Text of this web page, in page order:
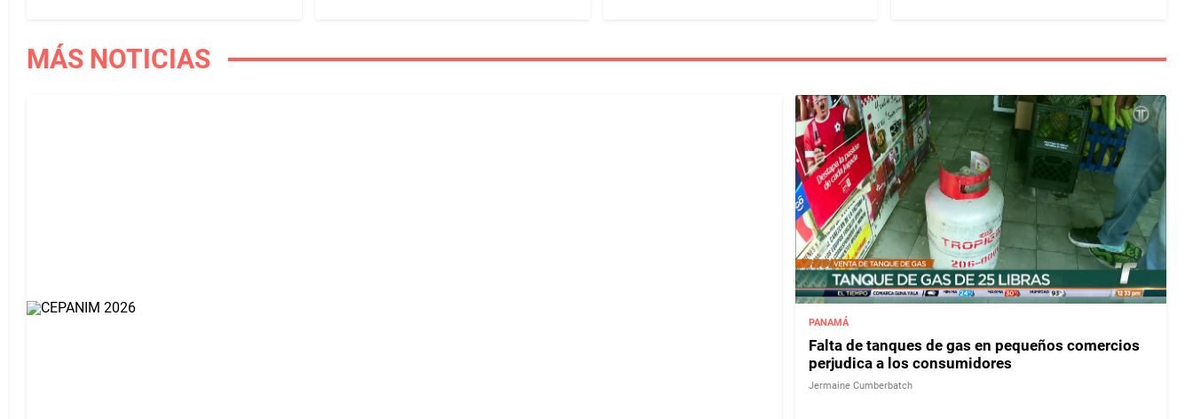
MÁS NOTICIAS
PANAMÁ
Falta de tanques de gas en pequeños comercios
perjudica a los consumidores
Jermaine Cumberbatch